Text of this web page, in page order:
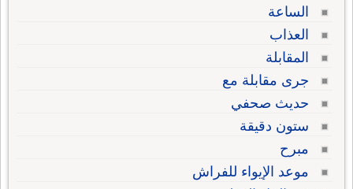
الساعة
العذاب
المقابلة
جرى مقابلة مع
حديث صحفي
ستون دقيقة
مبرح
موعد الإيواء للفراش